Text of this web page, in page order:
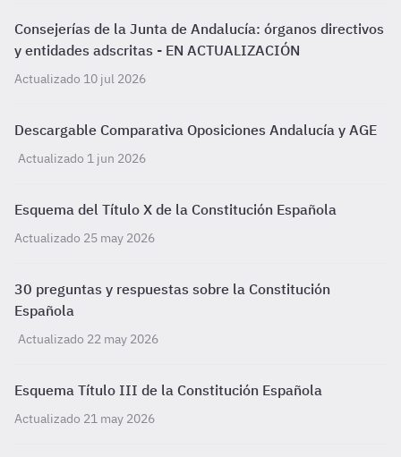
Consejerías de la Junta de Andalucía: órganos directivos
y entidades adscritas - EN ACTUALIZACIÓN
Actualizado 10 jul 2026
Descargable Comparativa Oposiciones Andalucía y AGE
Actualizado 1 jun 2026
Esquema del Título X de la Constitución Española
Actualizado 25 may 2026
30 preguntas y respuestas sobre la Constitución
Española
Actualizado 22 may 2026
Esquema Título III de la Constitución Española
Actualizado 21 may 2026